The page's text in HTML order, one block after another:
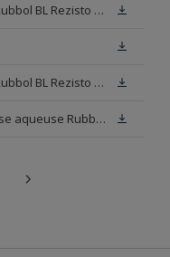
Fiche de données de sécurité Rubbol BL Rezisto Satin Base N00
Fiche de données de sécurité Rubbol BL Rezisto Satin Base W05
Documentation Laques en phase aqueuse Rubbol BL Velours